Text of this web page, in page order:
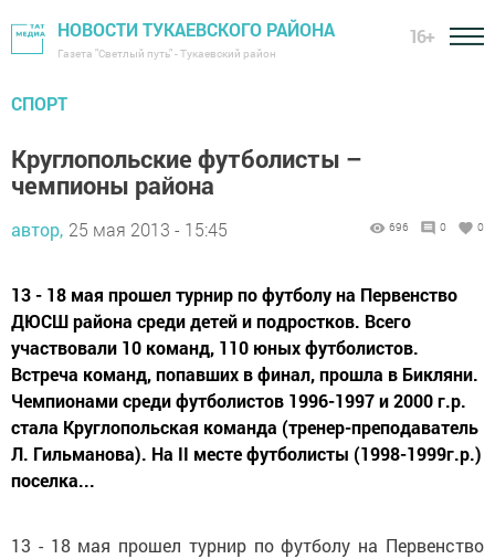
НОВОСТИ ТУКАЕВСКОГО РАЙОНА
Газета "Светлый путь" - Тукаевский район
16+
СПОРТ
Круглопольские футболисты –
чемпионы района
автор, 25 мая 2013 - 15:45 696 0 0
13 - 18 мая прошел турнир по футболу на Первенство
ДЮСШ района среди детей и подростков. Всего
участвовали 10 команд, 110 юных футболистов.
Встреча команд, попавших в финал, прошла в Бикляни.
Чемпионами среди футболистов 1996-1997 и 2000 г.р.
стала Круглопольская команда (тренер-преподаватель
Л. Гильманова). На II месте футболисты (1998-1999г.р.)
поселка...
13 - 18 мая прошел турнир по футболу на Первенство